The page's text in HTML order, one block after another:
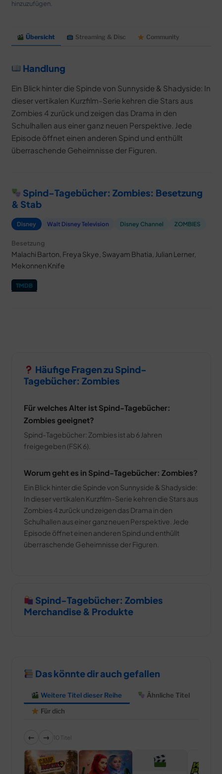
MEIN HQ
hinzuzufügen.
Übersicht Streaming & Disc Community
Handlung
Ein Blick hinter die Spinde von Sunnyside & Shadyside: In
dieser vertikalen Kurzfilm-Serie kehren die Stars aus
Zombies 4 zurück und zeigen das Drama in den
Schulhallen aus einer ganz neuen Perspektive. Jede
Episode öffnet einen anderen Spind und enthüllt
überraschende Geheimnisse der Figuren.
Spind-Tagebücher: Zombies: Besetzung
& Stab
Disney Walt Disney Television Disney Channel ZOMBIES
Besetzung
Malachi Barton, Freya Skye, Swayam Bhatia, Julian Lerner,
Mekonnen Knife
TMDB
Häufige Fragen zu Spind-
Tagebücher: Zombies
Für welches Alter ist Spind-Tagebücher:
Zombies geeignet?
Spind-Tagebücher: Zombies ist ab 6 Jahren
freigegeben (FSK 6).
Worum geht es in Spind-Tagebücher: Zombies?
Ein Blick hinter die Spinde von Sunnyside & Shadyside:
In dieser vertikalen Kurzfilm-Serie kehren die Stars aus
Zombies 4 zurück und zeigen das Drama in den
Schulhallen aus einer ganz neuen Perspektive. Jede
Episode öffnet einen anderen Spind und enthüllt
überraschende Geheimnisse der Figuren.
Spind-Tagebücher: Zombies
Merchandise & Produkte
Das könnte dir auch gefallen
Weitere Titel dieser Reihe
Ähnliche Titel
Für dich
← → 10 Titel